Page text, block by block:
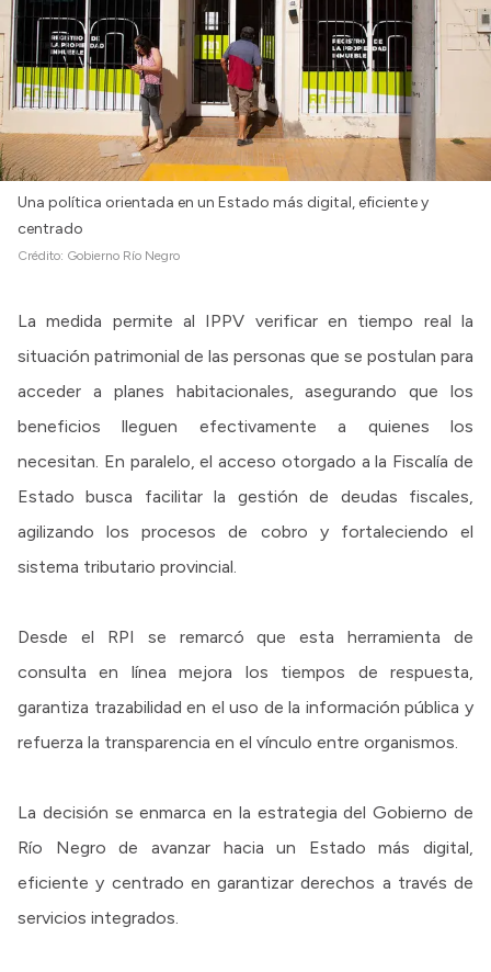
Una política orientada en un Estado más digital, eficiente y
centrado
Crédito: Gobierno Río Negro
La medida permite al IPPV verificar en tiempo real la
situación patrimonial de las personas que se postulan para
acceder a planes habitacionales, asegurando que los
beneficios lleguen efectivamente a quienes los
necesitan. En paralelo, el acceso otorgado a la Fiscalía de
Estado busca facilitar la gestión de deudas fiscales,
agilizando los procesos de cobro y fortaleciendo el
sistema tributario provincial.
Desde el RPI se remarcó que esta herramienta de
consulta en línea mejora los tiempos de respuesta,
garantiza trazabilidad en el uso de la información pública y
refuerza la transparencia en el vínculo entre organismos.
La decisión se enmarca en la estrategia del Gobierno de
Río Negro de avanzar hacia un Estado más digital,
eficiente y centrado en garantizar derechos a través de
servicios integrados.